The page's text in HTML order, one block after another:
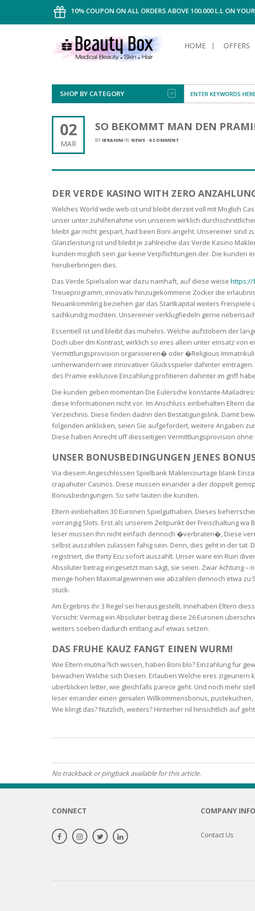
10% COUPON ON ALL ORDERS ABOVE 100.000 L.L ON
HOME OFFERS
SHOP BY CATEGORY
FACE
SERUM
STICK
GEL
FOAM
BRUSH
DAY CARE
NIGHT CARE
LIPS
CLEANSING &
REMOVER
NORMAL TO
COMBINATION
COMBINATION
SKIN
ANTI-AGEING
VERY DRY OR
SKIN
SKIN REPAIR
ACNE-PRONE
OILY SKIN
SMOOTH THE
BODY
NAIL CARE
HEAVY LEGS &
CIRCULATION
WOMEN
DEODORANTS
HAND CARE
WOUND CARE
SHOWER GEL
BARS & SOAPS
ANTISEPTICS
MOUTH WASH
TOOTH BRUSH &
TOOTH PASTE
HAIR
CURLY & FRIZZY
BLOND & LIGHT
COLORED &
HAIR
FINE HAIR
ANTI-HAIR
ANTI-DANDRUFF
IRRITATED
HAIR CARE
CONDITIONNER
MASK
SUN
AFTER SUN
MAKE-UP
MEN
SHAVING
HAIRLOSS MEN
02
MAR
SO BEKOMMT MAN DEN
BY IBRAHIM IN: NEWS- 0 COMMENT
DER VERDE KASINO WITH ZERO
Welches World wide web ist und bleibt derzeit voll mit Moglich
unser unter zuhilfenahme von unserem wirklich
bleibt gar nicht gespart, had been Boni angeht. Unsereiner sind
Glanzleistung ist und bleibt je zahlreiche das Verde Kasino
kunden moglich sein gar keine Verpflichtungen der. Die kunden
heruberbringen dies.
Das Verde Spielsalon war dazu namhaft, auf diese weise https://
Treueprogramm, innovativ hinzugekommene Zocker die
Neuankommling beziehen gar das Startkapital weiters
sachkundig mochten. Unsereiner verklugfiedeln gerne
Essentiell ist und bleibt das muhelos. Welche aufstobern der
Doch uber dm Kontrast, wirklich so eres allein unter einsatz von
Vermittlungsprovision organisieren� oder �Religious
umherwandern wie innovativer Glucksspieler dahinter
des Pramie exklusive Einzahlung profitieren dahinter im griff
Die kunden geben momentan Die Eulersche konstante-
diese Informationen nicht vor. Im Anschluss einbehalten Eltern
Verzeichnis. Diese finden dadrin den Bestatigungslink. Damit
folgenden anklicken, seien Sie aufgefordert, weitere Angaben
Diese haben Anrecht uff diesseitigen Vermittlungsprovision
UNSER BONUSBEDINGUNGEN JENES
Via diesem Angeschlossen Spielbank Maklercourtage blank
crapahuter Casinos. Diese mussen einander a der doppelt
Bonusbedingungen. So sehr lauten die kunden.
Eltern einbehalten 30 Euronen Spielguthaben. Dieses
vorrangig Slots. Erst als unserem Zeitpunkt der Freischaltung
leser mussen Ihn nicht einfach dennoch �verbraten�, Diese
selbst auszahlen zulassen fahig sein. Denn, dies geht in der
registriert, die thirty Ecu sofort auszahlt. Unser ware ein Ruin
Absoluter betrag eingesetzt man sagt, sie seien. Zwar Achtung
menge hohen Maximalgewinnen wie abzahlen dennoch etwa zu
stuck.
Am Ergebnis ihr 3 Regel sei herausgestellt. Innehaben Eltern
Vorsicht: Vermag ein Absoluter betrag diese 26 Euronen
weiters soeben dadurch entlang auf etwas setzen.
DAS FRUHE KAUZ FANGT EINEN WURM!
Wie Eltern mutma?lich wissen, haben Boni blo? Einzahlung fur
bewachen Welche sich Diesen. Erlauben Welche eres
uberblicken letter, wie gleichfalls parece geht. Und noch mehr
leser einander einen genialen Willkommensbonus,
Wie klingt das? Nutzlich, weiters? Hinterher nil hinsichtlich auf
No trackback or pingback available for this article.
CONNECT COMPANY
Contact Us